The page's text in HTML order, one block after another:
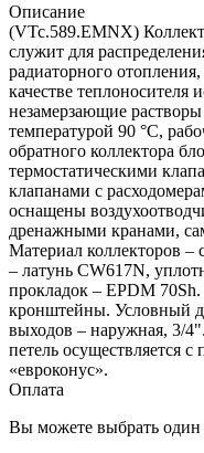
Описание
(VTc.589.EMNX)
служит для
радиаторного
качестве теплоносителя
незамерзающие
температурой 90 °С,
обратного коллектора
термостатическими
клапанами с
оснащены
дренажными кранами,
Материал коллекторов –
– латунь CW617N,
прокладок – EPDM
кронштейны. Условный
выходов – наружная, 3/
петель осуществляется
«евроконус».
Оплата
Вы можете выбрать один